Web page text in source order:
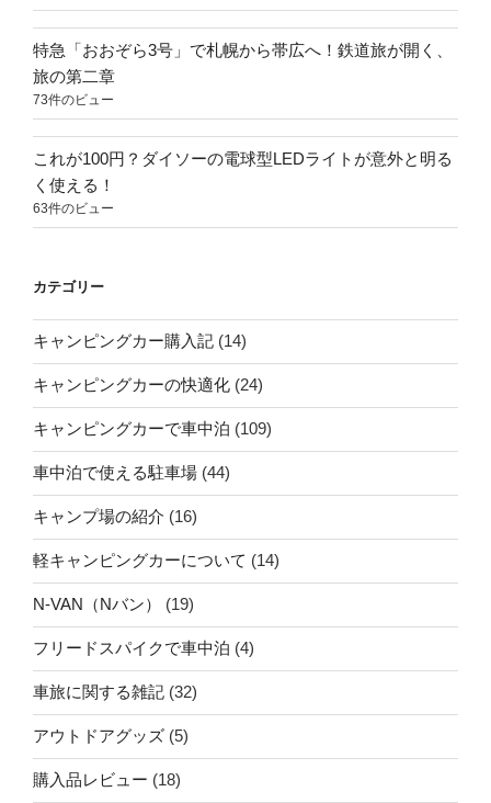
特急「おおぞら3号」で札幌から帯広へ！鉄道旅が開く、
旅の第二章
73件のビュー
これが100円？ダイソーの電球型LEDライトが意外と明る
く使える！
63件のビュー
カテゴリー
キャンピングカー購入記 (14)
キャンピングカーの快適化 (24)
キャンピングカーで車中泊 (109)
車中泊で使える駐車場 (44)
キャンプ場の紹介 (16)
軽キャンピングカーについて (14)
N-VAN（Nバン） (19)
フリードスパイクで車中泊 (4)
車旅に関する雑記 (32)
アウトドアグッズ (5)
購入品レビュー (18)